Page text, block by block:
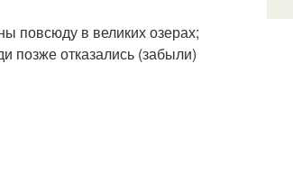
повсюду в великих озерах;
позже отказались (забыли)